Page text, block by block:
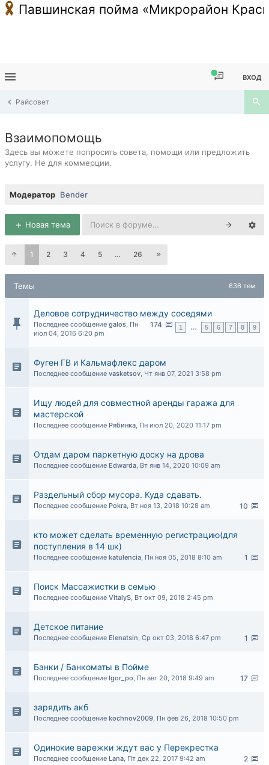
Павшинская пойма «Микрорайон
ВХОД
Райсовет
Взаимопомощь
Здесь вы можете попросить совета, помощи или предложить
услугу. Не для коммерции.
Модератор Bender
Новая тема
1 2 3 4 5 … 26
Темы 636 тем
Деловое сотрудничество между соседями
1 … 5 6 7 8 9
174
Последнее сообщение galos, Пн
июл 04, 2016 6:20 pm
Фуген ГВ и Кальмафлекс даром
Последнее сообщение vasketsov, Чт янв 07, 2021 3:58 pm
Ищу людей для совместной аренды гаража для
мастерской
Последнее сообщение Рябинка, Пн июл 20, 2020 11:17 pm
Отдам даром паркетную доску на дрова
Последнее сообщение Edwarda, Вт янв 14, 2020 10:09 am
Раздельный сбор мусора. Куда сдавать.
10
Последнее сообщение Pokra, Вт ноя 13, 2018 10:28 am
кто может сделать временную регистрацию(для
поступления в 14 шк)
1
Последнее сообщение katulencia, Пн ноя 05, 2018 8:10 am
Поиск Массажистки в семью
Последнее сообщение VitalyS, Вт окт 09, 2018 2:45 pm
Детское питание
1
Последнее сообщение Elenatsin, Ср окт 03, 2018 6:47 pm
Банки / Банкоматы в Пойме
17
Последнее сообщение Igor_po, Пн авг 20, 2018 9:49 am
зарядить акб
Последнее сообщение kochnov2009, Пн фев 26, 2018 10:50 pm
Одинокие варежки ждут вас у Перекрестка
2
Последнее сообщение Lana, Пт дек 22, 2017 9:42 am